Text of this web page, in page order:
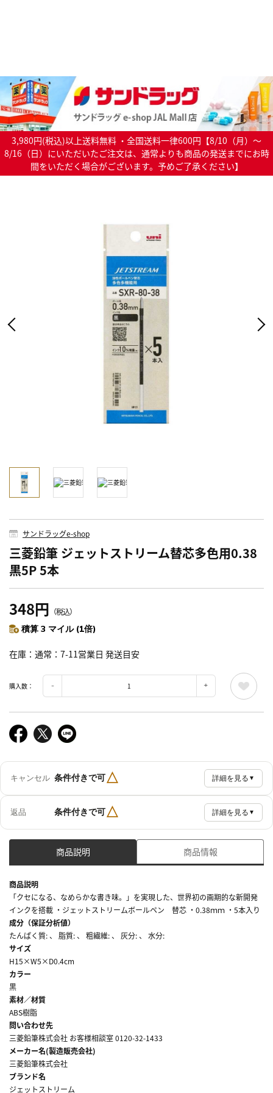
3,980円(税込)以上送料無料 ・全国送料一律600円【8/10（月）～
8/16（日）にいただいたご注文は、通常よりも商品の発送までにお時
間をいただく場合がございます。予めご了承ください】
サンドラッグe-shop
三菱鉛筆 ジェットストリーム替芯多色用0.38
黒5P 5本
348円 （税込）
積算 3 マイル (1倍)
在庫 通常：7-11営業日 発送目安
購入数：
キャンセル 条件付きで可△ 詳細を見る ▼
返品 条件付きで可△ 詳細を見る ▼
商品説明 商品情報
商品説明
「クセになる、なめらかな書き味。」を実現した、世界初の画期的な新開発
インクを搭載 ・ジェットストリームボールペン 替芯 ・0.38ｍｍ ・5本入り
成分（保証分析値）
たんぱく質: 、 脂質: 、 粗繊維: 、 灰分: 、 水分:
サイズ
H15×W5×D0.4cm
カラー
黒
素材／材質
ABS樹脂
問い合わせ先
三菱鉛筆株式会社 お客様相談室 0120-32-1433
メーカー名(製造販売会社)
三菱鉛筆株式会社
ブランド名
ジェットストリーム